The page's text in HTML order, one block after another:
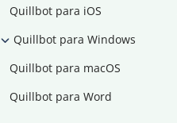
Quillbot para iOS
Quillbot para Windows
Quillbot para macOS
Quillbot para Word